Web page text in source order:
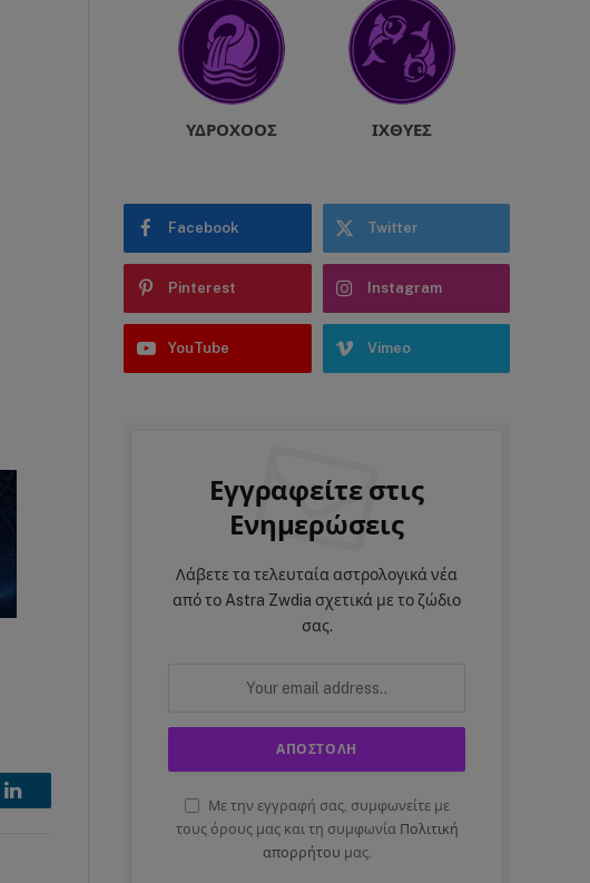
LinkedIn
ΥΔΡΟΧΌΟΣ ΙΧΘΎΕΣ
Facebook Twitter
Pinterest Instagram
YouTube Vimeo
Εγγραφείτε στις
Ενημερώσεις
Λάβετε τα τελευταία αστρολογικά νέα
από το Astra Zwdia σχετικά με το ζώδιο
σας.
Με την εγγραφή σας, συμφωνείτε με
τους όρους μας και τη συμφωνία Πολιτική
απορρήτου μας.